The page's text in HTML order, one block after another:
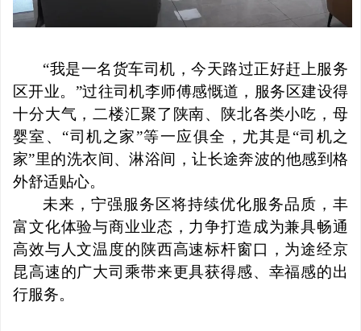
“我是一名货车司机，今天路过正好赶上服务
区开业。”过往司机李师傅感慨道，服务区建设得
十分大气，二楼汇聚了陕南、陕北各类小吃，母
婴室、“司机之家”等一应俱全，尤其是“司机之
家”里的洗衣间、淋浴间，让长途奔波的他感到格
外舒适贴心。
未来，宁强服务区将持续优化服务品质，丰
富文化体验与商业业态，力争打造成为兼具畅通
高效与人文温度的陕西高速标杆窗口，为途经京
昆高速的广大司乘带来更具获得感、幸福感的出
行服务。